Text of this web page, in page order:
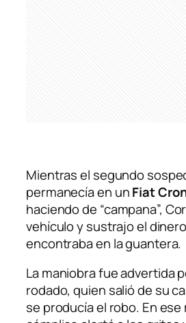
Mientras el segundo
permanecía en unFiat
haciendo de “campana”,
vehículo y sustrajo el
encontraba en la guantera.
La maniobra fue advertida
rodado, quien salió de su
se producía el robo. En